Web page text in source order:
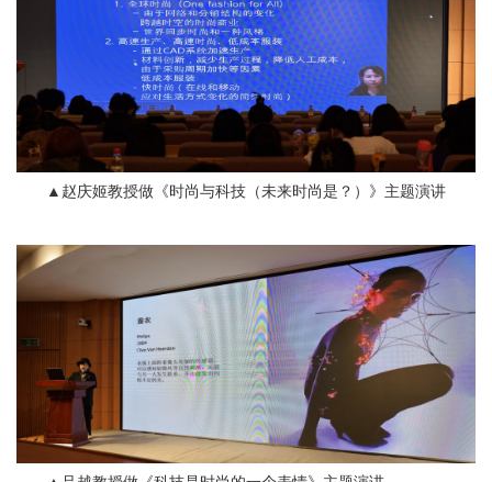
▲赵庆姬教授做《时尚与科技（未来时尚是？）》主题演讲